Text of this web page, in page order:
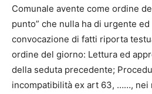
Comunale avente come ordine
punto” che nulla ha di urgente
convocazione di fatti riporta
ordine del giorno: Lettura ed
della seduta precedente;
incompatibilità ex art 63, ……, nei